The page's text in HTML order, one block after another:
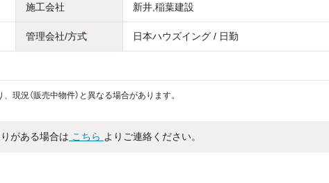
施工会社 新井,稲葉建設
管理会社/方式 日本ハウズイング / 日勤
現況（販売中物件）と異なる場合があります。
がある場合は こちら よりご連絡ください。